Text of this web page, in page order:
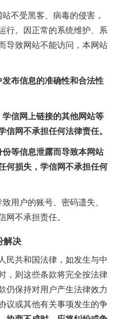
不受黑客、病毒的侵害，
行。因正常的系统维护、系
导致网站不能访问，本网站
布信息的准确性和合法性
信网上链接的其他网站等
网不承担任何法律责任。
等信息泄露而导致本网站
何损失，学信网不承担任何
用户的账号、密码遗失、
不承担责任。
解决
民共和国法律，如发生与中
，则这些条款将完全按法律
仍保持对用户产生法律效力
议或其他有关事项发生的争